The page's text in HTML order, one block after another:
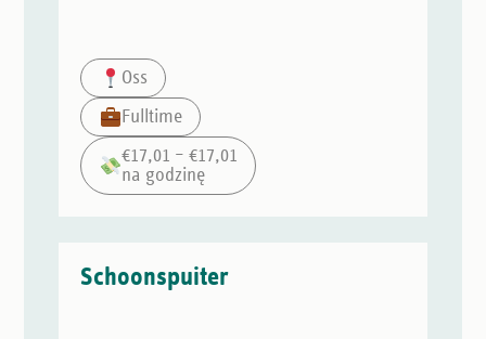
Oss
Fulltime
€17,01 – €17,01
na godzinę
Schoonspuiter